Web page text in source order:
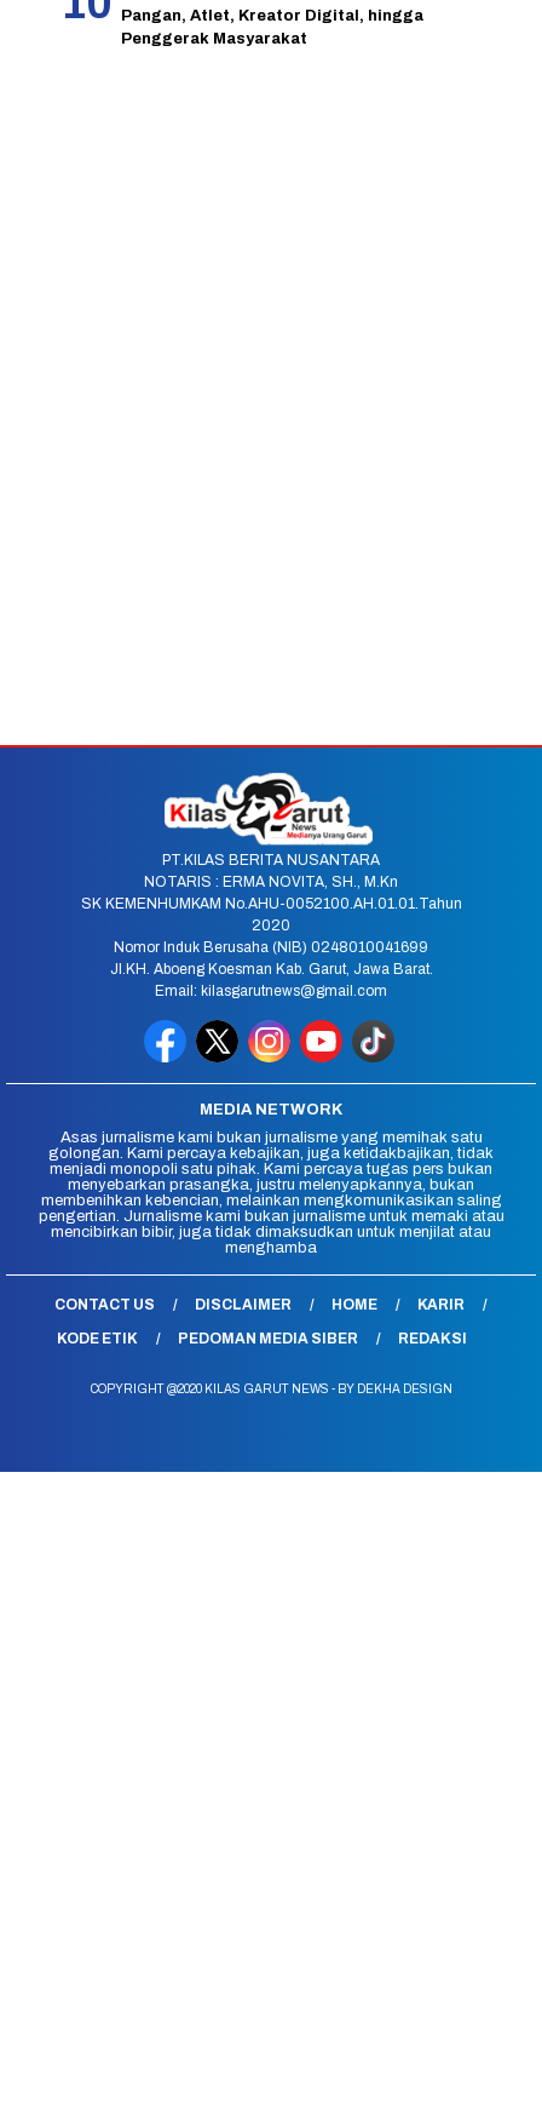
Pangan, Atlet, Kreator Digital, hingga
Penggerak Masyarakat
PT.KILAS BERITA NUSANTARA
NOTARIS : ERMA NOVITA, SH., M.Kn
SK KEMENHUMKAM No.AHU-0052100.AH.01.01.Tahun
2020
Nomor Induk Berusaha (NIB) 0248010041699
Jl.KH. Aboeng Koesman Kab. Garut, Jawa Barat.
Email: kilasgarutnews@gmail.com
MEDIA NETWORK
Asas jurnalisme kami bukan jurnalisme yang memihak satu
golongan. Kami percaya kebajikan, juga ketidakbajikan, tidak
menjadi monopoli satu pihak. Kami percaya tugas pers bukan
menyebarkan prasangka, justru melenyapkannya, bukan
membenihkan kebencian, melainkan mengkomunikasikan saling
pengertian. Jurnalisme kami bukan jurnalisme untuk memaki atau
mencibirkan bibir, juga tidak dimaksudkan untuk menjilat atau
menghamba
CONTACT US DISCLAIMER HOME
KARIR
KODE ETIK
PEDOMAN MEDIA SIBER REDAKSI
COPYRIGHT @2020 KILAS GARUT NEWS - BY DEKHA DESIGN